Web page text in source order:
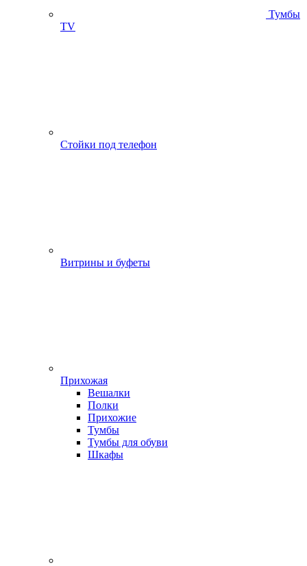
Тумбы
ТV
Стойки под телефон
Витрины и буфеты
Прихожая
Вешалки
Полки
Прихожие
Тумбы
Тумбы для обуви
Шкафы